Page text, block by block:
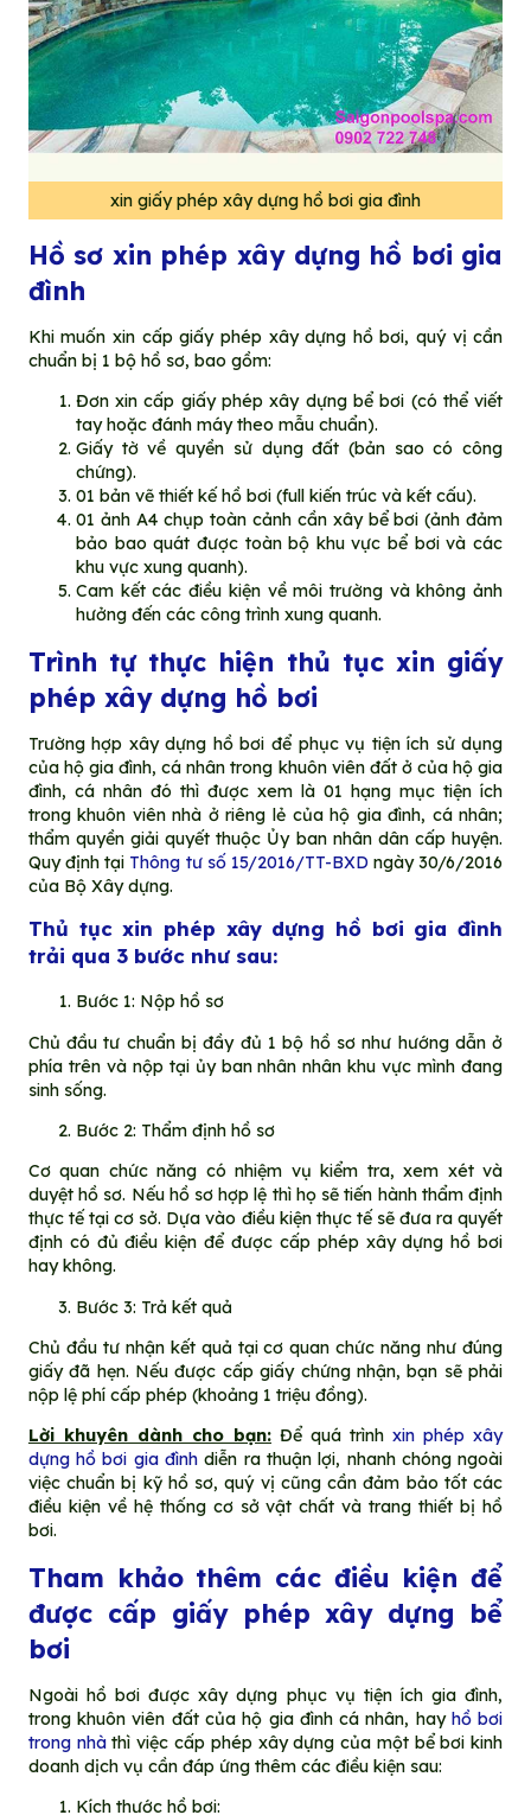
xin giấy phép xây dựng hồ bơi gia đình
Hồ sơ xin phép xây dựng hồ bơi gia
đình
Khi muốn xin cấp giấy phép xây dựng hồ bơi, quý vị cần
chuẩn bị 1 bộ hồ sơ, bao gồm:
Đơn xin cấp giấy phép xây dựng bể bơi (có thể viết
tay hoặc đánh máy theo mẫu chuẩn).
Giấy tờ về quyền sử dụng đất (bản sao có công
chứng).
01 bản vẽ thiết kế hồ bơi (full kiến trúc và kết cấu).
01 ảnh A4 chụp toàn cảnh cần xây bể bơi (ảnh đảm
bảo bao quát được toàn bộ khu vực bể bơi và các
khu vực xung quanh).
Cam kết các điều kiện về môi trường và không ảnh
hưởng đến các công trình xung quanh.
Trình tự thực hiện thủ tục xin giấy
phép xây dựng hồ bơi
Trường hợp xây dựng hồ bơi để phục vụ tiện ích sử dụng
của hộ gia đình, cá nhân trong khuôn viên đất ở của hộ gia
đình, cá nhân đó thì được xem là 01 hạng mục tiện ích
trong khuôn viên nhà ở riêng lẻ của hộ gia đình, cá nhân;
thẩm quyền giải quyết thuộc Ủy ban nhân dân cấp huyện.
Quy định tại Thông tư số 15/2016/TT-BXDngày 30/6/2016
của Bộ Xây dựng.
Thủ tục xin phép xây dựng hồ bơi gia đình
trải qua 3 bước như sau:
Bước 1: Nộp hồ sơ
Chủ đầu tư chuẩn bị đầy đủ 1 bộ hồ sơ như hướng dẫn ở
phía trên và nộp tại ủy ban nhân nhân khu vực mình đang
sinh sống.
Bước 2: Thẩm định hồ sơ
Cơ quan chức năng có nhiệm vụ kiểm tra, xem xét và
duyệt hồ sơ. Nếu hồ sơ hợp lệ thì họ sẽ tiến hành thẩm định
thực tế tại cơ sở. Dựa vào điều kiện thực tế sẽ đưa ra quyết
định có đủ điều kiện để được cấp phép xây dựng hồ bơi
hay không.
Bước 3: Trả kết quả
Chủ đầu tư nhận kết quả tại cơ quan chức năng như đúng
giấy đã hẹn. Nếu được cấp giấy chứng nhận, bạn sẽ phải
nộp lệ phí cấp phép (khoảng 1 triệu đồng).
Lời khuyên dành cho bạn:Để quá trìnhxin phép xây
dựng hồ bơi gia đình diễn ra thuận lợi, nhanh chóng ngoài
việc chuẩn bị kỹ hồ sơ, quý vị cũng cần đảm bảo tốt các
điều kiện về hệ thống cơ sở vật chất và trang thiết bị hồ
bơi.
Tham khảo thêm các điều kiện để
được cấp giấy phép xây dựng bể
bơi
Ngoài hồ bơi được xây dựng phục vụ tiện ích gia đình,
trong khuôn viên đất của hộ gia đình cá nhân, hay hồ bơi
trong nhàthì việc cấp phép xây dựng của một bể bơi kinh
doanh dịch vụ cần đáp ứng thêm các điều kiện sau:
Kích thước hồ bơi: